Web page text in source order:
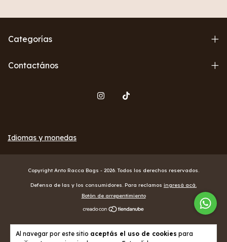
Al navegar por este sitio aceptás el uso de cookies para
Categorías
Contactános
Idiomas y monedas
Copyright Anto Racca Bags - 2026. Todos los derechos reservados.
Defensa de las y los consumidores. Para reclamos ingresá acá.
Botón de arrepentimiento